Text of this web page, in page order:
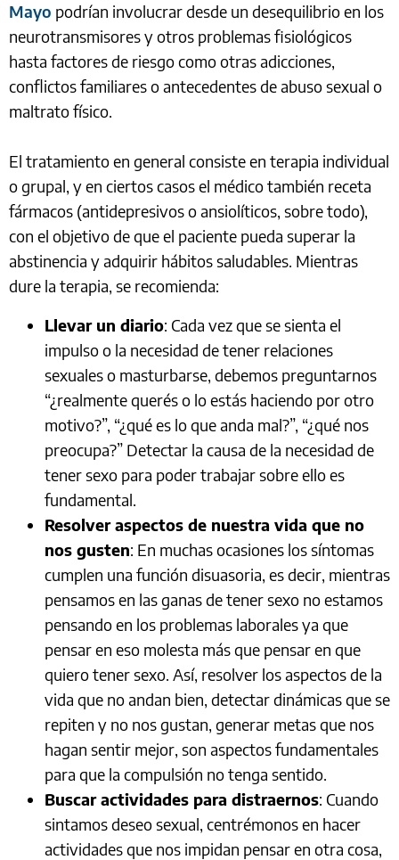
Mayo podrían involucrar desde un desequilibrio en los
neurotransmisores y otros problemas fisiológicos
hasta factores de riesgo como otras adicciones,
conflictos familiares o antecedentes de abuso sexual o
maltrato físico.
El tratamiento en general consiste en terapia individual
o grupal, y en ciertos casos el médico también receta
fármacos (antidepresivos o ansiolíticos, sobre todo),
con el objetivo de que el paciente pueda superar la
abstinencia y adquirir hábitos saludables. Mientras
dure la terapia, se recomienda:
Llevar un diario: Cada vez que se sienta el
impulso o la necesidad de tener relaciones
sexuales o masturbarse, debemos preguntarnos
“¿realmente querés o lo estás haciendo por otro
motivo?”, “¿qué es lo que anda mal?”, “¿qué nos
preocupa?” Detectar la causa de la necesidad de
tener sexo para poder trabajar sobre ello es
fundamental.
Resolver aspectos de nuestra vida que no
nos gusten: En muchas ocasiones los síntomas
cumplen una función disuasoria, es decir, mientras
pensamos en las ganas de tener sexo no estamos
pensando en los problemas laborales ya que
pensar en eso molesta más que pensar en que
quiero tener sexo. Así, resolver los aspectos de la
vida que no andan bien, detectar dinámicas que se
repiten y no nos gustan, generar metas que nos
hagan sentir mejor, son aspectos fundamentales
para que la compulsión no tenga sentido.
Buscar actividades para distraernos: Cuando
sintamos deseo sexual, centrémonos en hacer
actividades que nos impidan pensar en otra cosa,